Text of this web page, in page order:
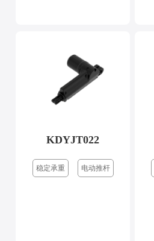
KDYJT022
稳定承重 电动推杆